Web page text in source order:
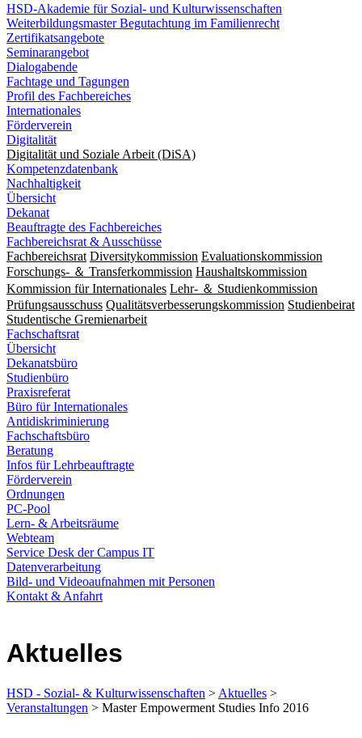
HSD-Akademie für Sozial- und Kulturwissenschaften
Weiterbildungsmaster Begutachtung im Familienrecht
Zertifikatsangebote
Seminarangebot
Dialogabende
Fachtage und Tagungen
Profil des Fachbereiches
Internationales
Förderverein
Digitalität
Digitalität und Soziale Arbeit (DiSA)
Kompetenzdatenbank
Nachhaltigkeit
Übersicht
Dekanat
Beauftragte des Fachbereiches
Fachbereichsrat & Ausschüsse
Fachbereichsrat Diversitykommission Evaluationskommission
Forschungs- ＆ Transferkommission Haushaltskommission
Kommission für Internationales Lehr- ＆ Studienkommission
Prüfungsausschuss Qualitätsverbesserungskommission Studienbeirat
Studentische Gremienarbeit
Fachschaftsrat
Übersicht
Dekanatsbüro
Studienbüro
Praxisreferat
Büro für Internationales
Antidiskriminierung
Fachschaftsbüro
Beratung
Infos für Lehrbeauftragte
Förderverein
Ordnungen
PC-Pool
Lern- & Arbeitsräume
Webteam
Service Desk der Campus IT
Datenverarbeitung
Bild- und Videoaufnahmen mit Personen
Kontakt & Anfahrt
Aktuelles
HSD - Sozial- & Kulturwissenschaften > Aktuelles >
Veranstaltungen > Master Empowerment Studies Info 2016